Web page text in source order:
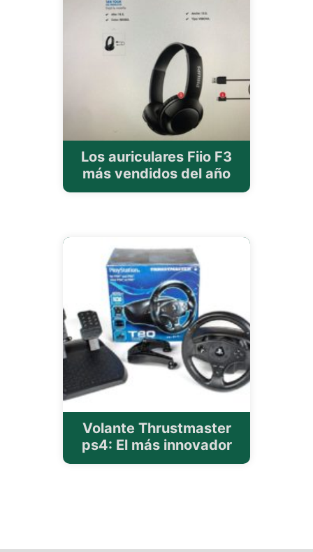
Los auriculares Fiio F3
más vendidos del año
Volante Thrustmaster
ps4: El más innovador